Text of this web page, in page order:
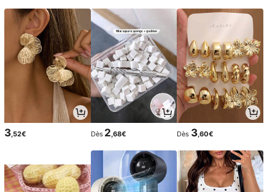
3 ,52€ Dès 2 ,68€ Dès 3,60€